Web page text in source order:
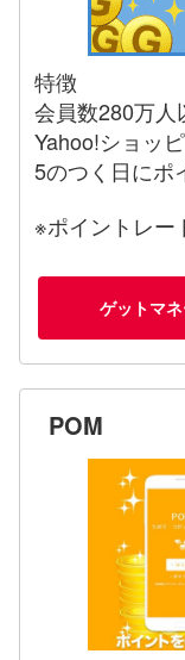
特徴
会員数280万人
Yahoo!ショッ
5のつく日にポ
※ポイントレー
ゲットマ
POM